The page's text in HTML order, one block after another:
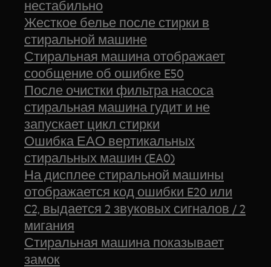
нестабильно
Жесткое белье после стирки в
стиральной машине
Стиральная машина отображает
сообщение об ошибке E50
После очистки фильтра насоса
стиральная машина гудит и не
запускает цикл стирки
Ошибка ЕАО вертикальных
стиральных машин (EA0)
На дисплее стиральной машины
отображается код ошибки E20 или
C2, выдается 2 звуковых сигналов / 2
мигания
Стиральная машина показывает
замок